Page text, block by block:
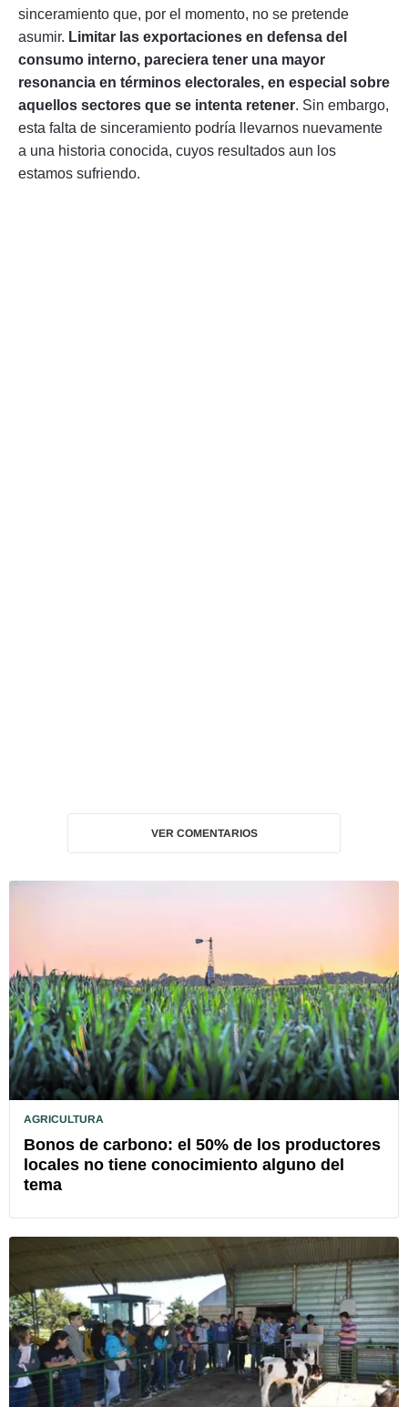
sinceramiento que, por el momento, no se pretende
asumir. Limitar las exportaciones en defensa del
consumo interno, pareciera tener una mayor
resonancia en términos electorales, en especial sobre
aquellos sectores que se intenta retener. Sin embargo,
esta falta de sinceramiento podría llevarnos nuevamente
a una historia conocida, cuyos resultados aun los
estamos sufriendo.
VER COMENTARIOS
AGRICULTURA
Bonos de carbono: el 50% de los productores
locales no tiene conocimiento alguno del
tema